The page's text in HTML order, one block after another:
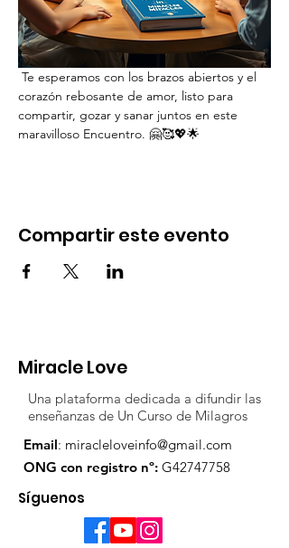
Te esperamos con los brazos abiertos y el
corazón rebosante de amor, listo para
compartir, gozar y sanar juntos en este
maravilloso Encuentro. 🤗🥰💖🌟
Compartir este evento
Miracle Love
Una plataforma dedicada a difundir las
enseñanzas de Un Curso de Milagros
Email: miracleloveinfo@gmail.com
ONG con registro nº: G42747758
Síguenos